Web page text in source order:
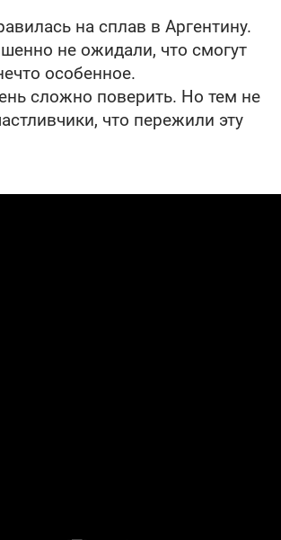
на сплав в Аргентину.
не ожидали, что смогут
особенное.
сложно поверить. Но тем не
что пережили эту